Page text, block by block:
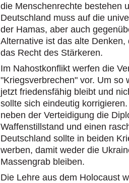
die Menschenrechte bestehen
Deutschland muss auf die
der Hamas, aber auch
Alternative ist das alte
das Recht des Stärkeren.
Im Nahostkonflikt werfen die
"Kriegsverbrechen" vor. Um so
jetzt friedensfähig bleibt und
sollte sich eindeutig
neben der Verteidigung die
Waffenstillstand und einen
Deutschland sollte in beiden
werben, damit weder die
Massengrab bleiben.
Die Lehre aus dem Holocaust